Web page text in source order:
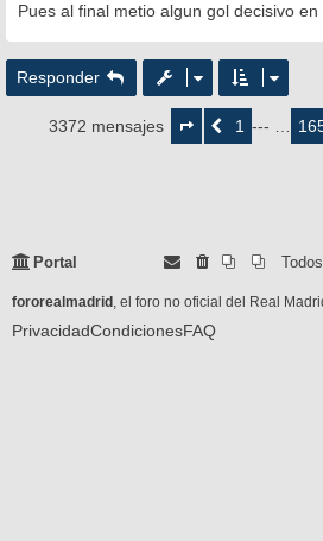
Pues al final metio algun gol decisivo en
Responder
3372 mensajes
Página
deAnterior1 --- …
Portal
fororealmadrid , el foro no oficial del Real
PrivacidadCondicionesFAQ